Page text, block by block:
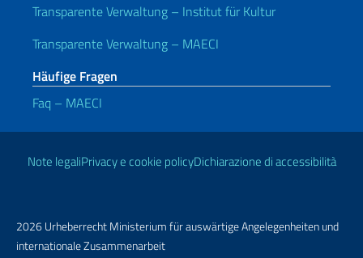
Transparente Verwaltung – Institut für Kultur
Transparente Verwaltung – MAECI
Häufige Fragen
Faq – MAECI
Nützliche Links
Note legaliPrivacy e cookie policyDichiarazione di accessibilità
2026 Urheberrecht Ministerium für auswärtige Angelegenheiten und
internationale Zusammenarbeit